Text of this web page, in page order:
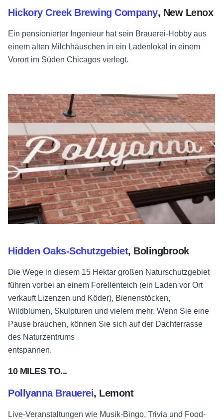
Hickory Creek Brewing Company, New Lenox
Ein pensionierter Ingenieur hat sein Brauerei-Hobby aus
einem alten Milchhäuschen in ein Ladenlokal in einem
Vorort im Süden Chicagos verlegt.
Hidden Oaks-Schutzgebiet, Bolingbrook
Die Wege in diesem 15 Hektar großen Naturschutzgebiet
führen vorbei an einem Forellenteich (ein Laden vor Ort
verkauft Lizenzen und Köder), Bienenstöcken,
Wildblumen, Skulpturen und vielem mehr. Wenn Sie eine
Pause brauchen, können Sie sich auf der Dachterrasse
des Naturzentrums
entspannen.
10 MILES TO...
Pollyanna Brauerei, Lemont
Live-Veranstaltungen wie Musik-Bingo, Trivia und Food-